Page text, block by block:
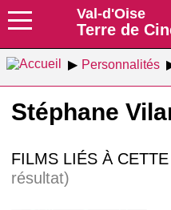
Val-d'Oise
Terre de
Personnalités
Stéphane
FILMS LIÉS À
résultat)